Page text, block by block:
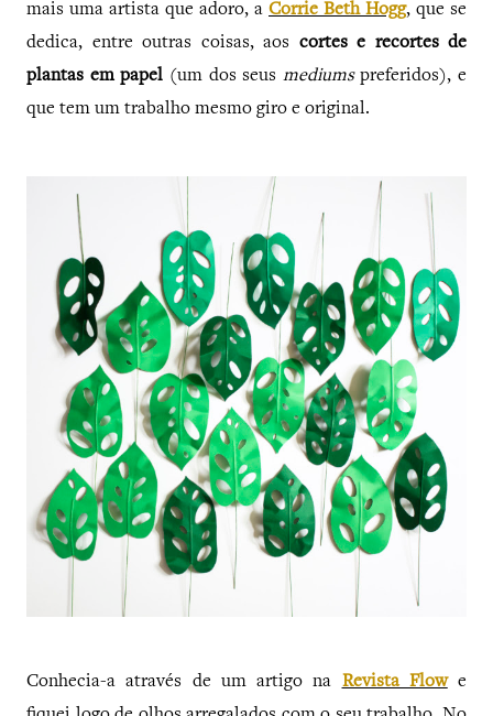
mais uma artista que adoro, a Corrie Beth Hogg, que se
dedica, entre outras coisas, aos cortes e recortes de
plantas em papel (um dos seus mediumspreferidos), e
que tem um trabalho mesmo giro e original.
Conhecia-a através de um artigo na Revista Flowe